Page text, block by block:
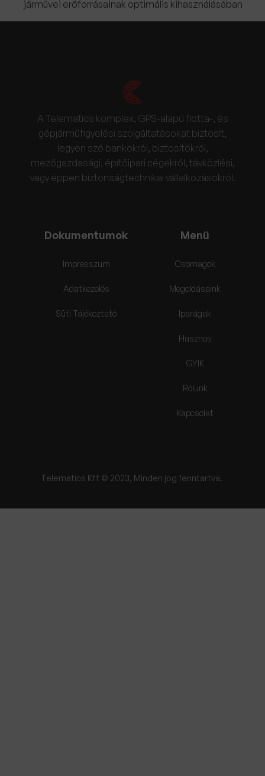
járművei erőforrásainak optimális kihasználásában
A Telematics komplex, GPS-alapú flotta-, és
gépjárműfigyelési szolgáltatásokat biztosít,
legyen szó bankokról, biztosítókról,
mezőgazdasági, építőipari cégekről, távközlési,
vagy éppen biztonságtechnikai vállalkozásokról.
Dokumentumok
Impresszum
Adatkezelés
Süti Tájékoztató
Menü
Csomagok
Megoldásaink
Iparágak
Hasznos
GYIK
Rólunk
Kapcsolat
Telematics Kft © 2023, Minden jog fenntartva.